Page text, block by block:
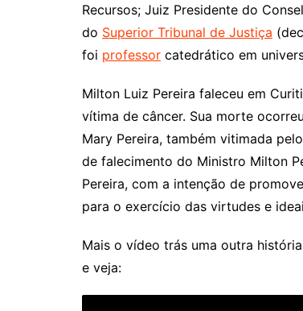
Recursos; Juiz Presidente do
do Superior Tribunal de Justiça
foi professor catedrático em
Milton Luiz Pereira faleceu em
vítima de câncer. Sua morte
Mary Pereira, também vitimada
de falecimento do Ministro Milton
Pereira, com a intenção de
para o exercício das virtudes e
Mais o vídeo trás uma outra
e veja: